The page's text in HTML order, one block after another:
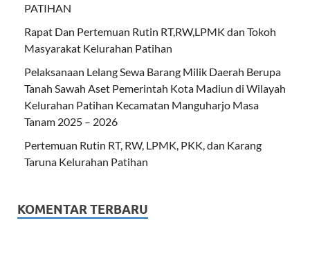
PATIHAN
Rapat Dan Pertemuan Rutin RT,RW,LPMK dan Tokoh
Masyarakat Kelurahan Patihan
Pelaksanaan Lelang Sewa Barang Milik Daerah Berupa
Tanah Sawah Aset Pemerintah Kota Madiun di Wilayah
Kelurahan Patihan Kecamatan Manguharjo Masa
Tanam 2025 – 2026
Pertemuan Rutin RT, RW, LPMK, PKK, dan Karang
Taruna Kelurahan Patihan
KOMENTAR TERBARU